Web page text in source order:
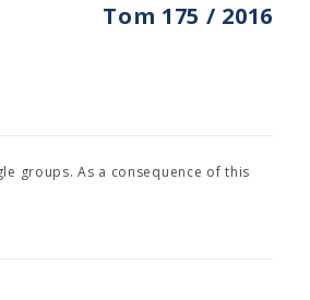
Tom 175 / 2016
groups. As a consequence of this